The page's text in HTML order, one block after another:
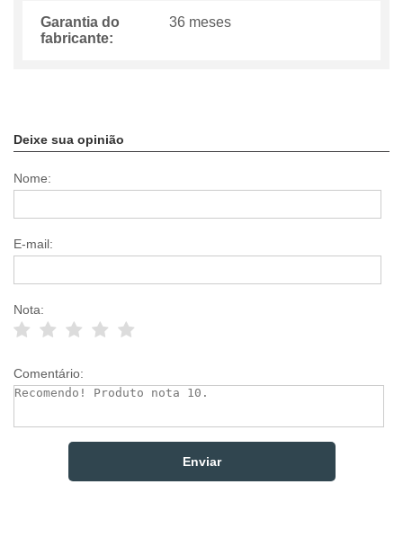
Garantia do
fabricante:
36 meses
Deixe sua opinião
Nome:
E-mail:
Nota:
Comentário: